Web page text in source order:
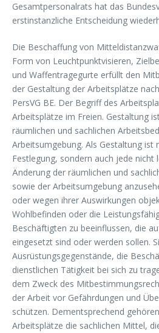
Gesamtpersonalrats hat das
erstinstanzliche Entscheidung
Die Beschaffung von
Form von Leuchtpunktvisieren,
und Waffentragegurte erfüllt den
der Gestaltung der Arbeitsplätze
PersVG BE. Der Begriff des
Arbeitsplätze im Freien. Gestaltung
räumlichen und sachlichen
Arbeitsumgebung. Als Gestaltung ist
Festlegung, sondern auch jede nicht
Änderung der räumlichen und
sowie der Arbeitsumgebung
oder wegen ihrer Auswirkungen
Wohlbefinden oder die
Beschäftigten zu beeinflussen, die
eingesetzt sind oder werden sollen.
Ausrüstungsgegenstände, die
dienstlichen Tätigkeit bei sich zu
dem Zweck des
der Arbeit vor Gefährdungen und
schützen. Dementsprechend
Arbeitsplätze die sachlichen Mittel,